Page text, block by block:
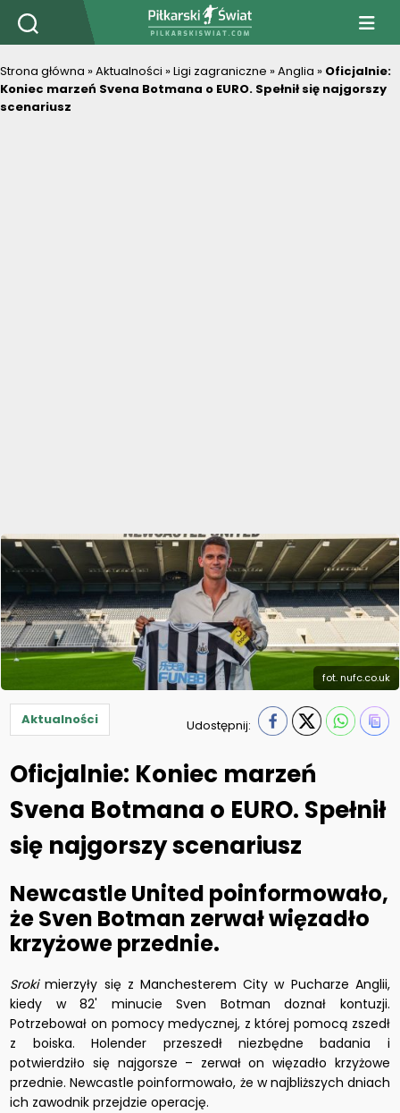
PiłkarskiSwiat.com
Strona główna »Aktualności »Ligi zagraniczne »Anglia » Oficjalnie:
Koniec marzeń Svena Botmana o EURO. Spełnił się najgorszy
scenariusz
fot. nufc.co.uk
Aktualności Udostępnij:
Oficjalnie: Koniec marzeń
Svena Botmana o EURO. Spełnił
się najgorszy scenariusz
Newcastle United poinformowało,
że Sven Botman zerwał więzadło
krzyżowe przednie.
Srokimierzyły się z Manchesterem City w Pucharze Anglii,
kiedy w 82' minucie Sven Botman doznał kontuzji.
Potrzebował on pomocy medycznej, z której pomocą zszedł
z boiska. Holender przeszedł niezbędne badania i
potwierdziło się najgorsze – zerwał on więzadło krzyżowe
przednie. Newcastle poinformowało, że w najbliższych dniach
ich zawodnik przejdzie operację.